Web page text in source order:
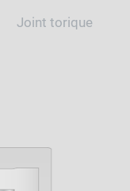
Joint torique